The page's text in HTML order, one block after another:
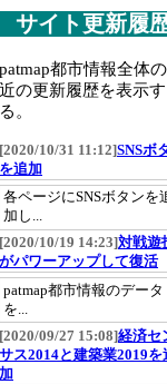
サイト更新履
patmap都市情報全体
近の更新履歴を表示す
る。
[2020/10/31 11:12]SNSボ
を追加
各ページにSNSボタンを
加し...
[2020/10/19 14:23]対戦遊
がパワーアップして復活
patmap都市情報のデータ
を...
[2020/09/27 15:08]経済セ
サス2014と建築業2019を
加